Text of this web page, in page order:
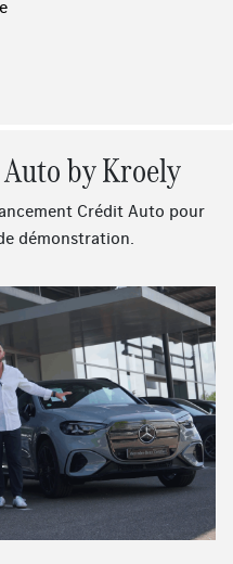
by Kroely
Crédit Auto pour
démonstration.